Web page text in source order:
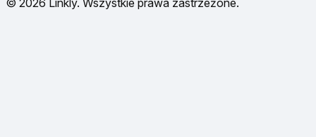
© 2026 Linkly. Wszystkie prawa zastrzeżone.